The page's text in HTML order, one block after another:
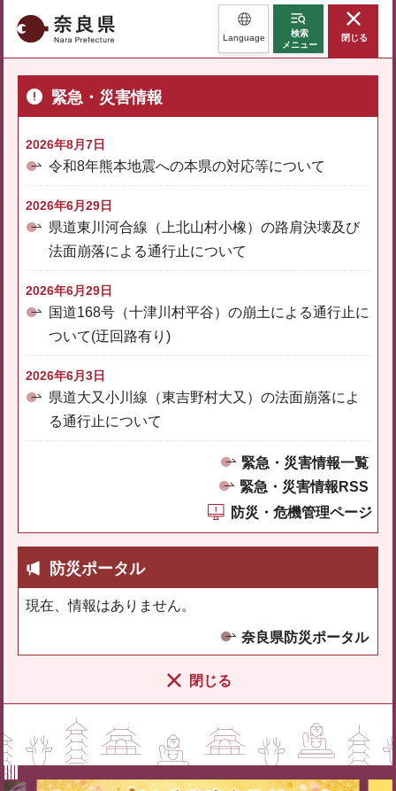
奈良県 Language
検索
メニュー
閉じる
緊急・災害情報
2026年8月7日
令和8年熊本地震への本県の対応等について
2026年6月29日
県道東川河合線（上北山村小橡）の路肩決壊及び
法面崩落による通行止について
2026年6月29日
国道168号（十津川村平谷）の崩土による通行止に
ついて(迂回路有り)
2026年6月3日
県道大又小川線（東吉野村大又）の法面崩落によ
る通行止について
緊急・災害情報一覧
緊急・災害情報RSS
防災・危機管理ページ
防災ポータル
現在、情報はありません。
奈良県防災ポータル
閉じる